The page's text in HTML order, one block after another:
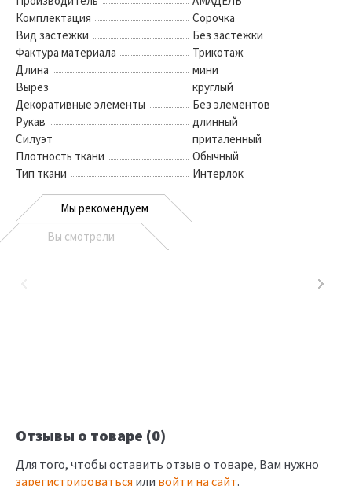
Комплектация
Сорочка
Вид застежки
Без застежки
Фактура материала
Трикотаж
Длина
мини
Вырез
круглый
Декоративные элементы
Без элементов
Рукав
длинный
Силуэт
приталенный
Плотность ткани
Обычный
Тип ткани
Интерлок
Мы рекомендуем
Вы смотрели
Отзывы о товаре (0)
Для того, чтобы оставить отзыв о товаре, Вам нужно
зарегистрироваться или войти на сайт.